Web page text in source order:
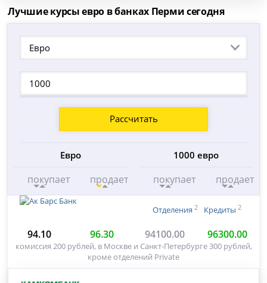
Лучшие курсы евро в банках Перми сегодня
Евро
Рассчитать
Евро
покупает продает
1000 евро
покупает продает
Отделения 2 Кредиты 2
94.10 96.30 94100.00 96300.00
комиссия 200 рублей, в Москве и Санкт-Петербурге 300 рублей,
кроме отделений Private